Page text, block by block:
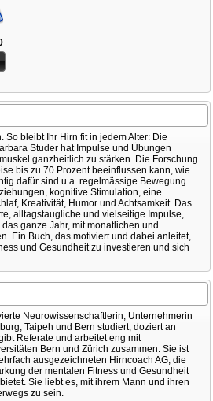
So bleibt Ihr Hirn fit in jedem Alter: Die
Studer hat Impulse und Übungen
ganzheitlich zu stärken. Die Forschung
bis zu 70 Prozent beeinflussen kann, wie
dafür sind u.a. regelmässige Bewegung
kognitive Stimulation, eine
Kreativität, Humor und Achtsamkeit. Das
alltagstaugliche und vielseitige Impulse,
ganze Jahr, mit monatlichen und
Ein Buch, das motiviert und dabei anleitet,
und Gesundheit zu investieren und sich
Neurowissenschaftlerin, Unternehmerin
Taipeh und Bern studiert, doziert an
Referate und arbeitet eng mit
Bern und Zürich zusammen. Sie ist
ausgezeichneten Hirncoach AG, die
der mentalen Fitness und Gesundheit
Sie liebt es, mit ihrem Mann und ihren
zu sein.